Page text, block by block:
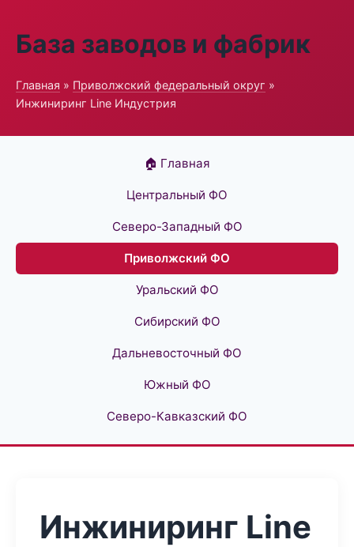
База заводов и фабрик
Главная » Приволжский федеральный округ »
Инжиниринг Line Индустрия
🏠 Главная
Центральный ФО
Северо-Западный ФО
Приволжский ФО
Уральский ФО
Сибирский ФО
Дальневосточный ФО
Южный ФО
Северо-Кавказский ФО
Инжиниринг Line